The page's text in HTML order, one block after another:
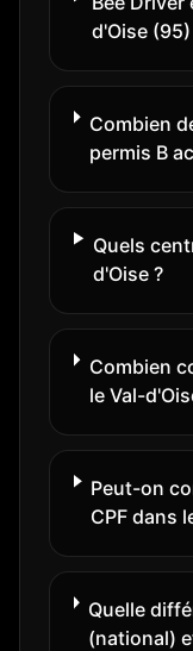
d'Oise (95)
Combien
permis B
Quels
d'Oise ?
Combien
le Val-
Peut-on
CPF dans
Quelle
(national)